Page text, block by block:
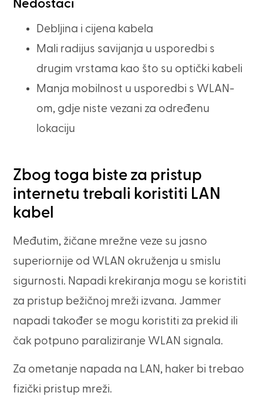
Nedostaci
Debljina i cijena kabela
Mali radijus savijanja u usporedbi s
drugim vrstama kao što su optički kabeli
Manja mobilnost u usporedbi s WLAN-
om, gdje niste vezani za određenu
lokaciju
Zbog toga biste za pristup
internetu trebali koristiti LAN
kabel
Međutim, žičane mrežne veze su jasno
superiornije od WLAN okruženja u smislu
sigurnosti. Napadi krekiranja mogu se koristiti
za pristup bežičnoj mreži izvana. Jammer
napadi također se mogu koristiti za prekid ili
čak potpuno paraliziranje WLAN signala.
Za ometanje napada na LAN, haker bi trebao
fizički pristup mreži.